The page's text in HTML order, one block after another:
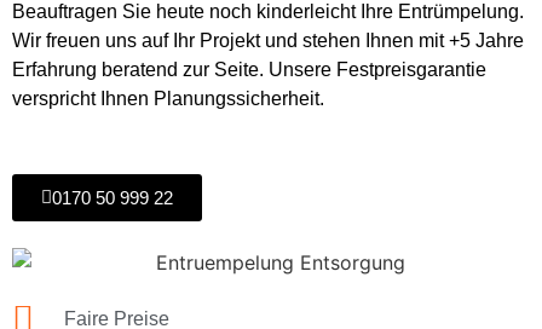
Beauftragen Sie heute noch kinderleicht Ihre Entrümpelung.
Wir freuen uns auf Ihr Projekt und stehen Ihnen mit +5 Jahre
Erfahrung beratend zur Seite. Unsere Festpreisgarantie
verspricht Ihnen Planungssicherheit.
0170 50 999 22
Faire Preise